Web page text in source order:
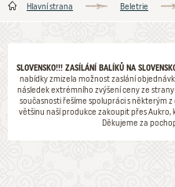
Hlavní strana Beletrie
SLOVENSKO!!! ZASÍLÁNÍ BALÍKŮ NA
nabídky zmizela možnost zaslání
následek extrémního zvýšení ceny ze
současnosti řešíme spolupráci s některým
většinu naší produkce zakoupit přes Aukro,
Děkujeme za